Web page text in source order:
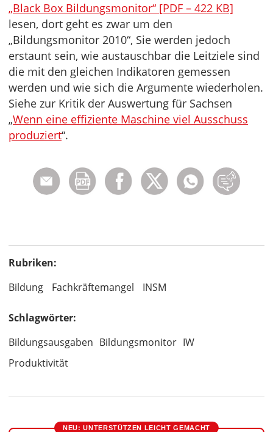
„Black Box Bildungsmonitor“ [PDF – 422 KB]
lesen, dort geht es zwar um den
„Bildungsmonitor 2010“, Sie werden jedoch
erstaunt sein, wie austauschbar die Leitziele sind
die mit den gleichen Indikatoren gemessen
werden und wie sich die Argumente wiederholen.
Siehe zur Kritik der Auswertung für Sachsen
„Wenn eine effiziente Maschine viel Ausschuss
produziert“.
Rubriken:
Bildung
Fachkräftemangel INSM
Schlagwörter:
Bildungsausgaben Bildungsmonitor IW
Produktivität
NEU: UNTERSTÜTZEN LEICHT GEMACHT